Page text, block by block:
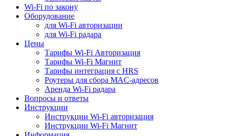
Wi-Fi по закону
Оборудование
для Wi-Fi авторизации
для Wi-Fi радара
Цены
Тарифы Wi-Fi Авторизация
Тарифы Wi-Fi Магнит
Тарифы интеграция с HRS
Роутеры для сбора MAC-адресов
Аренда Wi-Fi радара
Вопросы и ответы
Инструкции
Инструкции Wi-Fi авторизация
Инструкции Wi-Fi Магнит